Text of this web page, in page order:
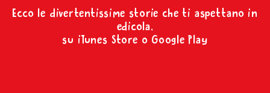
Ecco le divertentissime storie che ti aspettano in
edicola,
su iTunes Store o Google Play